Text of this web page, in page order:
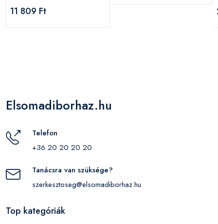
11 809 Ft
Elsomadiborhaz.hu
Telefon
+36 20 20 20 20
Tanácsra van szüksége?
szerkesztoseg@elsomadiborhaz.hu
Top kategóriák